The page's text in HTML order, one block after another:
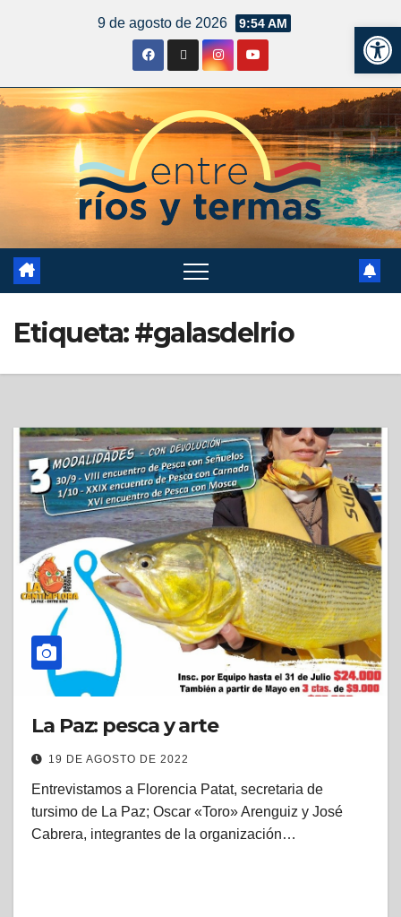
9 de agosto de 2026 9:54 AM
Etiqueta:#galasdelrio
La Paz: pesca y arte
19 DE AGOSTO DE 2022
Entrevistamos a Florencia Patat, secretaria de
tursimo de La Paz; Oscar «Toro» Arenguiz y José
Cabrera, integrantes de la organización…